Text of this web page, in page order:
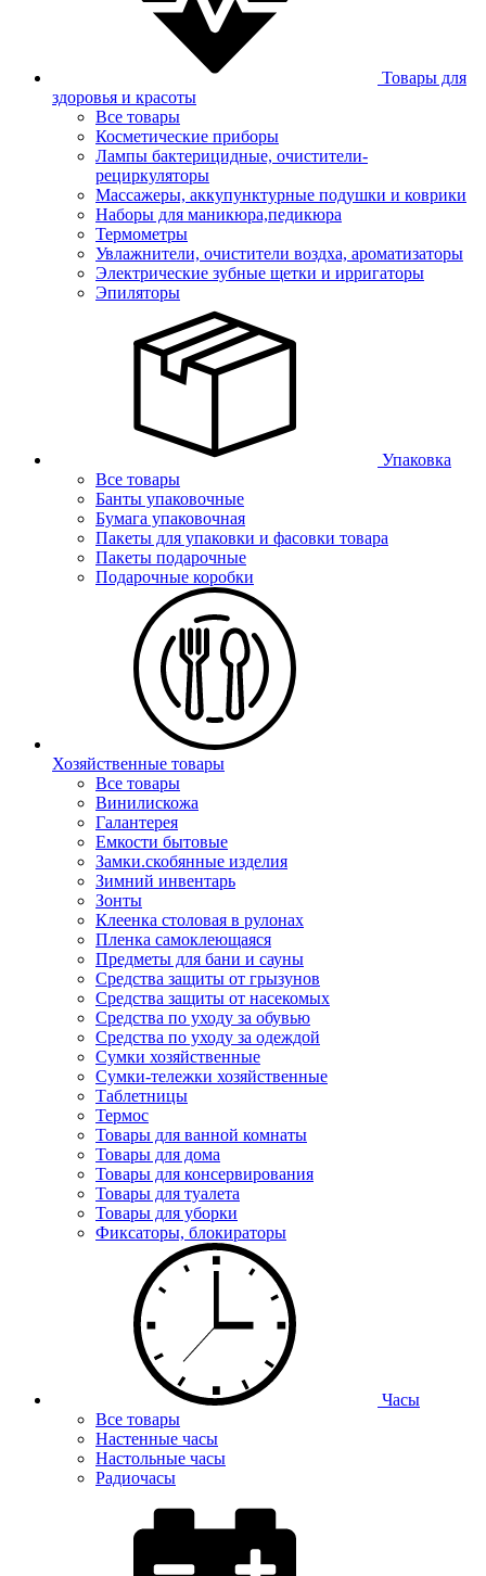
Товары для
здоровья и красоты
Все товары
Косметические приборы
Лампы бактерицидные, очистители-
рециркуляторы
Массажеры, аккупунктурные подушки и коврики
Наборы для маникюра,педикюра
Термометры
Увлажнители, очистители воздха, ароматизаторы
Электрические зубные щетки и ирригаторы
Эпиляторы
Упаковка
Все товары
Банты упаковочные
Бумага упаковочная
Пакеты для упаковки и фасовки товара
Пакеты подарочные
Подарочные коробки
Хозяйственные товары
Все товары
Винилискожа
Галантерея
Емкости бытовые
Замки.скобянные изделия
Зимний инвентарь
Зонты
Клеенка столовая в рулонах
Пленка самоклеющаяся
Предметы для бани и сауны
Средства защиты от грызунов
Средства защиты от насекомых
Средства по уходу за обувью
Средства по уходу за одеждой
Сумки хозяйственные
Сумки-тележки хозяйственные
Таблетницы
Термос
Товары для ванной комнаты
Товары для дома
Товары для консервирования
Товары для туалета
Товары для уборки
Фиксаторы, блокираторы
Часы
Все товары
Настенные часы
Настольные часы
Радиочасы